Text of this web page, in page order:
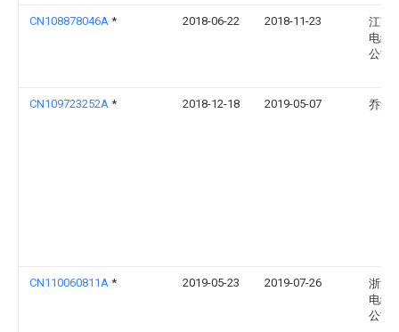
CN108878046A * 2018-06-22 2018-11-23
江苏
电缆
公司
CN109723252A * 2018-12-18 2019-05-07 乔治
CN110060811A * 2019-05-23 2019-07-26
浙江
电缆
公司